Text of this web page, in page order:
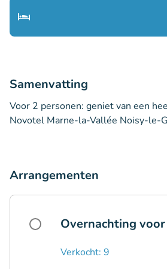
Samenvatting
Voor 2 personen: geniet van een
Novotel Marne-la-Vallée Noisy-le-
Arrangementen
Overnachting
Verkocht: 9